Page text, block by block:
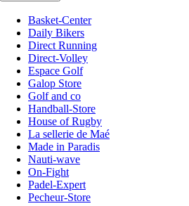
Basket-Center
Daily Bikers
Direct Running
Direct-Volley
Espace Golf
Galop Store
Golf and co
Handball-Store
House of Rugby
La sellerie de Maé
Made in Paradis
Nauti-wave
On-Fight
Padel-Expert
Pecheur-Store